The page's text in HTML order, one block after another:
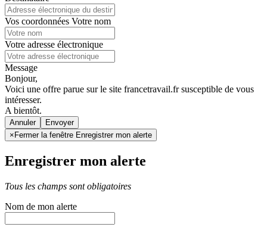
Vos coordonnées Votre nom
Votre adresse électronique
Message
Bonjour,
Voici une offre parue sur le site francetravail.fr susceptible de vous
intéresser.
A bientôt.
Annuler
× Fermer la fenêtre Enregistrer mon alerte
Enregistrer mon alerte
Tous les champs sont obligatoires
Nom de mon alerte